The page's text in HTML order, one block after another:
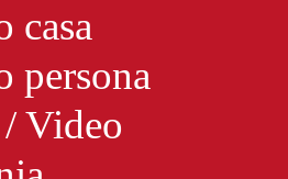
casa
persona
Video